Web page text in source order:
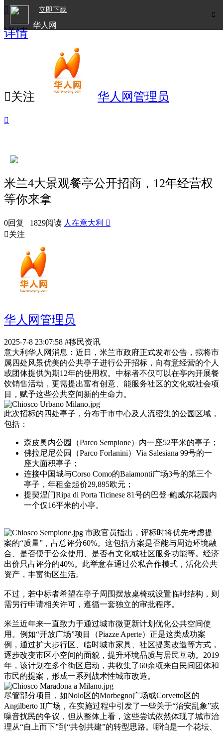

立即下载
华人网

详情
关注 华人网管理员

米兰4大景观餐亭公开招商，12年经营权
等你来拿
0回复 1829阅读 人在意大利 
关注
华人网管理员
2025-7-8 23:07:58 #移民资讯
意大利华人网消息：近日，米兰市政府正式发布公告，拟将市
属四处风景优美的公共亭子进行公开招标，向有意经营的个人
或团体提供为期12年的使用权。中标者不仅可以在亭内开展餐
饮销售活动，更需提出富有创意、能服务社区的文化或社会项
目，赋予这些公共空间新的生命力。
此次招标的四处亭子，分布于市中心及人流密集的公园区域，
包括：
森皮奥内公园（Parco Sempione）内一座52平米的亭子；
佛拉尼尼公园（Parco Forlanini）Via Salesiana 99号的一
座大面积亭子；
连接中国城与Corso Como的Baiamonti广场3号的第三个
亭子，年租金起价29,895欧元；
提契涅门Ripa di Porta Ticinese 81号的巴登·鲍威尔花园内
一个仅16平米的小亭。
市政官员指出，评标时将优先考虑提
案的“质量”，占总评分60%。这包括方案是否能与周边环境融
合、是否便于公众使用、是否有文化或社区服务功能等。经济
出价只占评分的40%。此举意在通过公私合作模式，活化公共
资产，丰富街区生活。
不过，若中标者希望在亭子周围摆放桌椅或设置临时结构，则
需另行申请相关许可，遵循一套独立的审批程序。
米兰近年来一直致力于通过城市微更新计划优化公共空间使
用。例如“开放广场”项目（Piazze Aperte）正是这类成功案
例，通过扩大步行区、临时城市家具、社区提案改造等方式，
逐步改变市区小空间的面貌，提升环境品质与居民互动。2019
年，该计划在多个街区启动，共收集了60余项来自民间团体和
市民的提案，形成一系列战术性城市改造。
尽管部分项目，如Nolo区的Morbegno广场或Corvetto区的
Angilberto II广场，在实施过程中引发了一些关于“治安乱象”或
噪音扰民的争议，但从整体上看，这些尝试依然体现了城市治
理从“自上而下”到“共创共建”的转型思路。哪怕是一个花坛、